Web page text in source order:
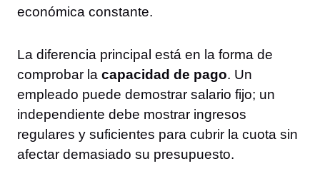
económica constante.
La diferencia principal está en la forma de
comprobar la capacidad de pago. Un
empleado puede demostrar salario fijo; un
independiente debe mostrar ingresos
regulares y suficientes para cubrir la cuota sin
afectar demasiado su presupuesto.